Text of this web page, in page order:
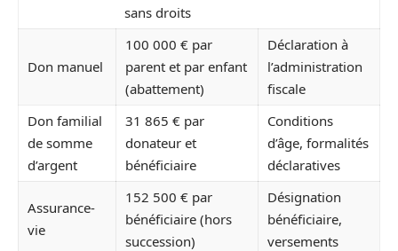
sans droits
Don manuel
100 000 € par
parent et par enfant
(abattement)
Déclaration à
l’administration
fiscale
Don familial
de somme
d’argent
31 865 € par
donateur et
bénéficiaire
Conditions
d’âge, formalités
déclaratives
Assurance-
vie
152 500 € par
bénéficiaire (hors
succession)
Désignation
bénéficiaire,
versements